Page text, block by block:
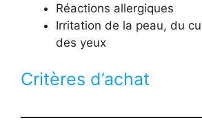
Réactions allergiques
Irritation de la peau, du
des yeux
Critères d’achat